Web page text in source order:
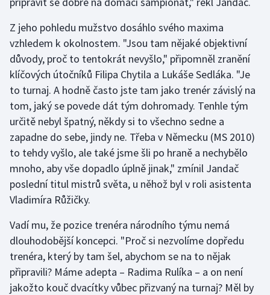
Z jeho pohledu mužstvo dosáhlo svého maxima
vzhledem k okolnostem. "Jsou tam nějaké objektivní
důvody, proč to tentokrát nevyšlo," připomněl zranění
klíčových útočníků Filipa Chytila a Lukáše Sedláka. "Je
to turnaj. A hodně často jste tam jako trenér závislý na
tom, jaký se povede dát tým dohromady. Tenhle tým
určitě nebyl špatný, někdy si to všechno sedne a
zapadne do sebe, jindy ne. Třeba v Německu (MS 2010)
to tehdy vyšlo, ale také jsme šli po hraně a nechybělo
mnoho, aby vše dopadlo úplně jinak," zmínil Jandač
poslední titul mistrů světa, u něhož byl v roli asistenta
Vladimíra Růžičky.
Vadí mu, že pozice trenéra národního týmu nemá
dlouhodobější koncepci. "Proč si nezvolíme dopředu
trenéra, který by tam šel, abychom se na to nějak
připravili? Máme adepta – Radima Rulíka – a on není
jakožto kouč dvacítky vůbec přizvaný na turnaj? Měl by